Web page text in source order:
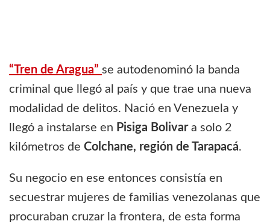
“Tren de Aragua” se autodenominó la banda
criminal que llegó al país y que trae una nueva
modalidad de delitos. Nació en Venezuela y
llegó a instalarse en Pisiga Bolivara solo 2
kilómetros de Colchane, región de Tarapacá.
Su negocio en ese entonces consistía en
secuestrar mujeres de familias venezolanas que
procuraban cruzar la frontera, de esta forma